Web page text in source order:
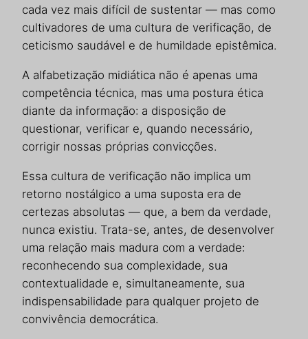
cada vez mais difícil de sustentar — mas como
cultivadores de uma cultura de verificação, de
ceticismo saudável e de humildade epistêmica.
A alfabetização midiática não é apenas uma
competência técnica, mas uma postura ética
diante da informação: a disposição de
questionar, verificar e, quando necessário,
corrigir nossas próprias convicções.
Essa cultura de verificação não implica um
retorno nostálgico a uma suposta era de
certezas absolutas — que, a bem da verdade,
nunca existiu. Trata-se, antes, de desenvolver
uma relação mais madura com a verdade:
reconhecendo sua complexidade, sua
contextualidade e, simultaneamente, sua
indispensabilidade para qualquer projeto de
convivência democrática.